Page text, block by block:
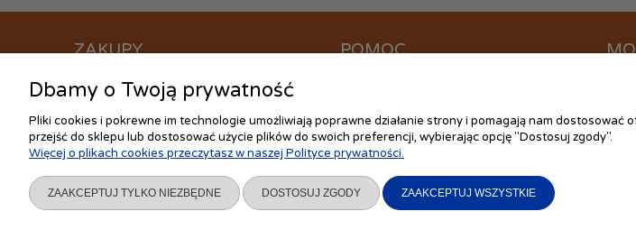
ZAKUPY
Czas realizacji zamówienia
Formy płatności
Koszt dostawy
Reklamacje i zwroty
POMOC
Częste pytania
Ustawienia plików cookies
Polityka prywatności
Regulamin zakupów
Dbamy o Twoją prywatność
Pliki cookies i pokrewne im technologie umożliwiają poprawne działanie strony i pomagają nam
przejść do sklepu lub dostosować użycie plików do swoich preferencji, wybierając opcję "Dostosuj zgody".
Więcej o plikach cookies przeczytasz w naszej Polityce prywatności.
ZAAKCEPTUJ TYLKO NIEZBĘDNE DOSTOSUJ ZGODY ZAAKCEPTUJ WSZYSTKIE